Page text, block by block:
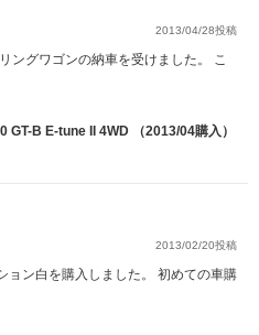
2013/04/28投稿
ングワゴンの納車を受けました。 こ
GT-B E-tune II 4WD （2013/04購入）
2013/02/20投稿
ョン白を購入しました。 初めての車購